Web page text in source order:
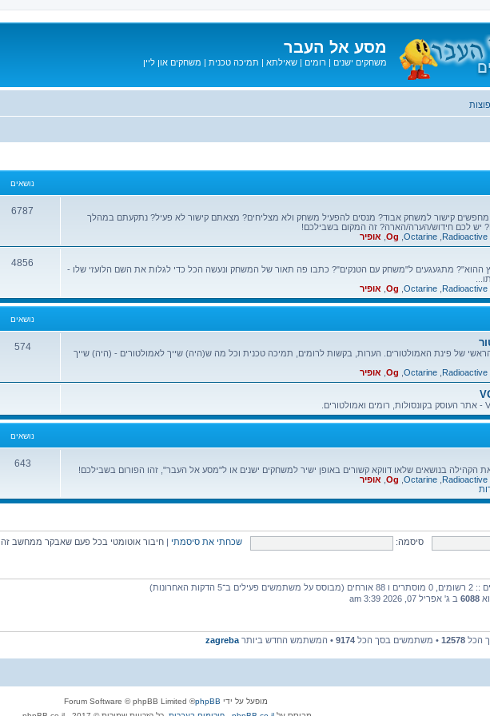
מסע אל העבר
משחקים ישנים | רומים | שאילתא | תמיכה טכנית | משחקים און ליין
נושאים
קישור למשחק אבוד? מנסים להפעיל משחק ולא מצליחים? מצאתם קישור לא פעיל? נתקעתם במהלך
יש לכם חידוש/הערה/הארה? זה המקום בשבילכם!
Octarine
Og אופיר
6787
ההוא"? מתגעגעים ל"משחק עם הטנקים"? כתבו פה תאור של המשחק ונעשה הכל כדי לגלות את השם הלועזי שלו -
Octarine
Og אופיר
4856
נושאים
של פינת האמולטורים. הערות, בקשות לרומים, תמיכה טכנית וכל מה ש(היה) שייך לאמולטורים - (היה) שייך
Octarine
Og אופיר
574
נושאים
בנושאים שלאו דווקא קשורים באופן ישיר למשחקים ישנים או ל"מסע אל העבר", זהו הפורום בשבילכם!
Octarine
Og אופיר
643
סיסמה: שכחתי את סיסמתי חיבור אוטומטי בכל פעם שאבקר ממחשב זה
האחרונות)
6088 ב ג' אפריל 07, 2026 3:39 am
הכל 12578 • משתמשים בסך הכל 9174 • המשתמש החדש ביותר zagreba
מופעל על ידי phpBB
® Forum Software © phpBB Limited